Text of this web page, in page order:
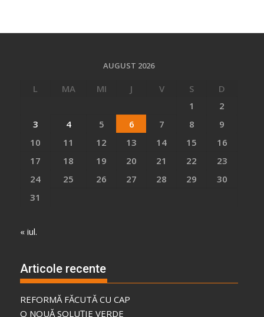
AUGUST 2026
L MA MI J V S
D
1
2
3
4 5 6 7 8
9
10
11 12 13 14 15
16
17
18 19 20 21 22
23
24
25 26 27 28 29
30
31
« iul.
Articole recente
REFORMĂ FĂCUTĂ CU CAP
O NOUĂ SOLUȚIE VERDE